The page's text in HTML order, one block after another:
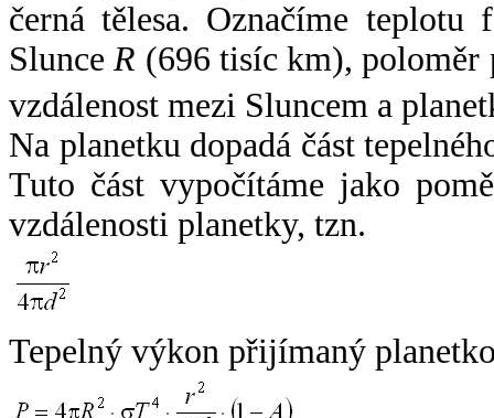
černá tělesa. Označíme
SlunceR (696 tisíc km),
vzdálenost mezi Sluncem a
Na planetku dopadá část
Tuto část vypočítáme jako
vzdálenosti planetky, tzn.
Tepelný výkon přijímaný